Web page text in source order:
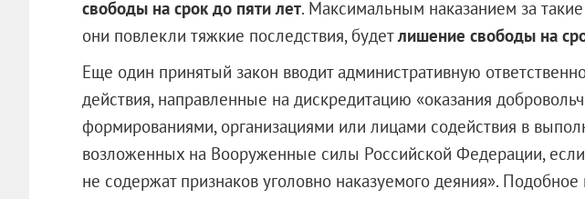
свободы на срок до пяти лет. Максимальным наказанием за
они повлекли тяжкие последствия, будетлишение свободы на
Еще один принятый закон вводит административную
действия, направленные на дискредитацию «оказания
формированиями, организациями или лицами содействия в
возложенных на Вооруженные силы Российской Федерации, если
не содержат признаков уголовно наказуемого деяния».